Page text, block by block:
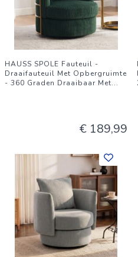
HAUSS SPOLE Fauteuil -
Draaifauteuil Met Opbergruimte
- 360 Graden Draaibaar Met...
€ 189,99